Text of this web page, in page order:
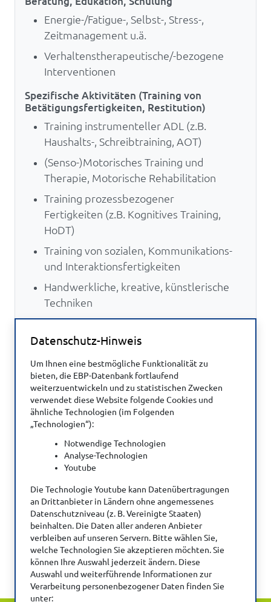
Energie-/Fatigue-, Selbst-, Stress-,
Zeitmanagement u.ä.
Verhaltenstherapeutische/-bezogene
Interventionen
Spezifische Aktivitäten (Training von
Betätigungsfertigkeiten, Restitution)
Training instrumenteller ADL (z.B.
Haushalts-, Schreibtraining, AOT)
(Senso-)Motorisches Training und
Therapie, Motorische Rehabilitation
Training prozessbezogener
Fertigkeiten (z.B. Kognitives Training,
HoDT)
Training von sozialen, Kommunikations-
und Interaktionsfertigkeiten
Handwerkliche, kreative, künstlerische
Techniken
Sonstige (z.B. Aktivitätsgruppen,
Virtuelle Realität, digitale Angebote)
Sonstige Interventionen
Psychosoziale Therapien
Berufsgruppe(n)
Ergotherapie beteiligt
DVE-Studienzusammenfassung erstellt von:
© Sabine George und © Theresa Hausner, 2025
Datenschutz-Hinweis
Um Ihnen eine bestmögliche Funktionalität zu
bieten, die EBP-Datenbank fortlaufend
weiterzuentwickeln und zu statistischen Zwecken
verwendet diese Website folgende Cookies und
ähnliche Technologien (im Folgenden
„Technologien“):
Notwendige Technologien
Analyse-Technologien
Youtube
Die Technologie Youtube kann Datenübertragungen
an Drittanbieter in Ländern ohne angemessenes
Datenschutzniveau (z. B. Vereinigte Staaten)
beinhalten. Die Daten aller anderen Anbieter
verbleiben auf unseren Servern. Bitte wählen Sie,
welche Technologien Sie akzeptieren möchten. Sie
können Ihre Auswahl jederzeit ändern. Diese
Auswahl und weiterführende Informationen zur
Verarbeitung personenbezogener Daten finden Sie
unter: